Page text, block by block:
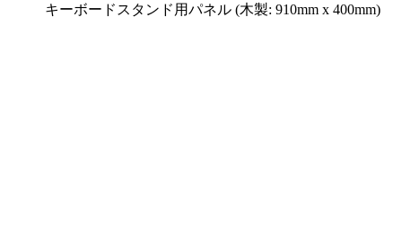
キーボードスタンド用パネル (木製: 910mm x 400mm)